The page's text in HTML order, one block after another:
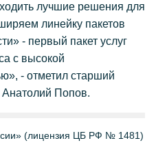
лучшие решения для
линейку пакетов
- первый пакет услуг
с высокой
- отметил старший
Анатолий Попов.
(лицензия ЦБ РФ № 1481)